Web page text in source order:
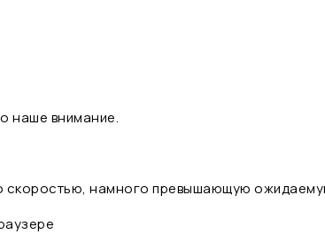
наше внимание.
скоростью, намного превышающую